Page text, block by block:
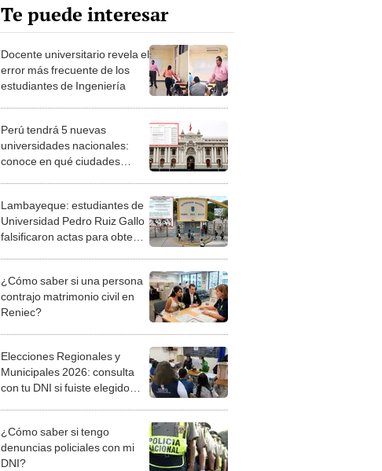
Te puede interesar
Docente universitario revela el
error más frecuente de los
estudiantes de Ingeniería
Perú tendrá 5 nuevas
universidades nacionales:
conoce en qué ciudades
Lambayeque: estudiantes de
Universidad Pedro Ruiz Gallo
falsificaron actas para obtener
¿Cómo saber si una persona
contrajo matrimonio civil en
Reniec?
Elecciones Regionales y
Municipales 2026: consulta
con tu DNI si fuiste elegido
la ONPE
¿Cómo saber si tengo
denuncias policiales con mi
DNI?